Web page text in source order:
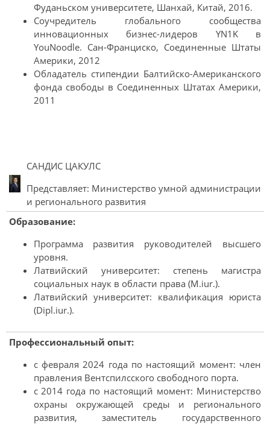
Фуданьском университете, Шанхай, Китай, 2016.
Соучредитель глобального сообщества
инновационных бизнес-лидеров YN1K в
YouNoodle. Сан-Франциско, Соединенные Штаты
Америки, 2012
Обладатель стипендии Балтийско-Американского
фонда свободы в Соединенных Штатах Америки,
2011
САНДИС ЦАКУЛС
Представляет: Министерство умной администрации
и регионального развития
Образование:
Программа развития руководителей высшего
уровня.
Латвийский университет: степень магистра
социальных наук в области права (M.iur.).
Латвийский университет: квалификация юриста
(Dipl.iur.).
Профессиональный опыт:
с февраля 2024 года по настоящий момент: член
правления Вентспилсского свободного порта.
с 2014 года по настоящий момент: Министерство
охраны окружающей среды и регионального
развития, заместитель государственного